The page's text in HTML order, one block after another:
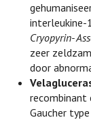
interleukine-
Cryopyrin-
zeer
door
recombinant
Gaucher